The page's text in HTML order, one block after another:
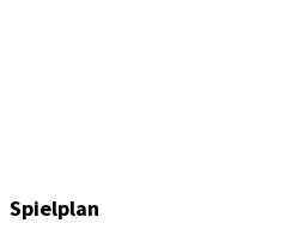
Spielplan